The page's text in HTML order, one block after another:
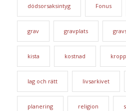
dödsorsaksintyg Fonus
grav gravplats
kista kostnad
lag och rätt livsarkivet
planering religion